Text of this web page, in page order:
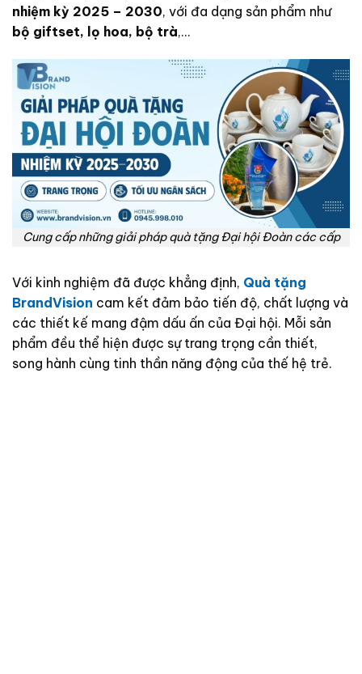
nhiệm kỳ 2025 – 2030, với đa dạng sản phẩm như
bộ giftset, lọ hoa, bộ trà,…
Cung cấp những giải pháp quà tặng Đại hội Đoàn các cấp
Với kinh nghiệm đã được khẳng định, Quà tặng
BrandVision cam kết đảm bảo tiến độ, chất lượng và
các thiết kế mang đậm dấu ấn của Đại hội. Mỗi sản
phẩm đều thể hiện được sự trang trọng cần thiết,
song hành cùng tinh thần năng động của thế hệ trẻ.